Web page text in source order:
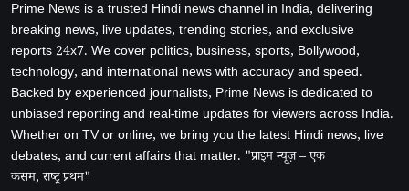
Prime News is a trusted Hindi news channel in India, delivering
breaking news, live updates, trending stories, and exclusive
reports 24x7. We cover politics, business, sports, Bollywood,
technology, and international news with accuracy and speed.
Backed by experienced journalists, Prime News is dedicated to
unbiased reporting and real-time updates for viewers across India.
Whether on TV or online, we bring you the latest Hindi news, live
debates, and current affairs that matter. "प्राइम न्यूज़ – एक
कसम, राष्ट्र प्रथम"